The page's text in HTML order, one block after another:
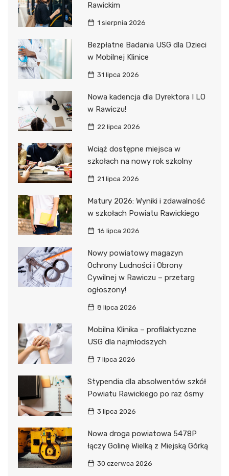
Rawickim
1 sierpnia 2026
Bezpłatne Badania USG dla Dzieci
w Mobilnej Klinice
31 lipca 2026
Nowa kadencja dla Dyrektora I LO
w Rawiczu!
22 lipca 2026
Wciąż dostępne miejsca w
szkołach na nowy rok szkolny
21 lipca 2026
Matury 2026: Wyniki i zdawalność
w szkołach Powiatu Rawickiego
16 lipca 2026
Nowy powiatowy magazyn
Ochrony Ludności i Obrony
Cywilnej w Rawiczu – przetarg
ogłoszony!
8 lipca 2026
Mobilna Klinika – profilaktyczne
USG dla najmłodszych
7 lipca 2026
Stypendia dla absolwentów szkół
Powiatu Rawickiego po raz ósmy
3 lipca 2026
Nowa droga powiatowa 5478P
łączy Golinę Wielką z Miejską Górką
30 czerwca 2026